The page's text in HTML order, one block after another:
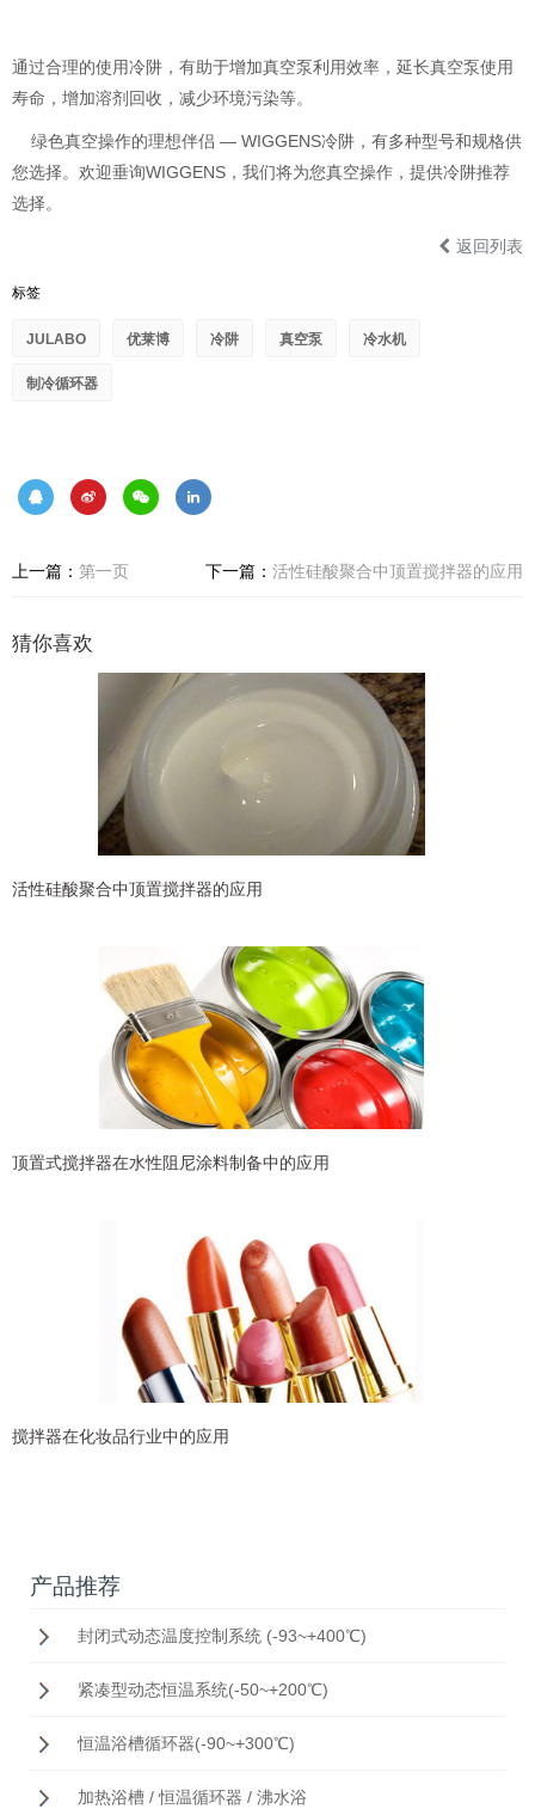
通过合理的使用冷阱，有助于增加真空泵利用效率，延长真空泵使用
寿命，增加溶剂回收，减少环境污染等。
绿色真空操作的理想伴侣 — WIGGENS冷阱，有多种型号和规格供
您选择。欢迎垂询WIGGENS，我们将为您真空操作，提供冷阱推荐
选择。
返回列表
标签
JULABO 优莱博 冷阱 真空泵 冷水机
制冷循环器
上一篇： 第一页 下一篇： 活性硅酸聚合中顶置搅拌器的应用
猜你喜欢
活性硅酸聚合中顶置搅拌器的应用
顶置式搅拌器在水性阻尼涂料制备中的应用
搅拌器在化妆品行业中的应用
产品推荐
封闭式动态温度控制系统 (-93~+400℃)
紧凑型动态恒温系统(-50~+200℃)
恒温浴槽循环器(-90~+300℃)
加热浴槽 / 恒温循环器 / 沸水浴